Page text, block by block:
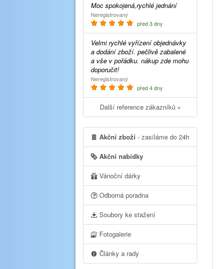
Moc spokojená,rychlé jednání
Neregistrovaný
před 3 dny
Velmi rychlé vyřízení objednávky
a dodání zboží. pečlivě zabalené
a vše v pořádku. nákup zde mohu
doporučit!
Neregistrovaný
před 4 dny
Další reference zákazníků »
Akční zboží - zasíláme do 24h
Akční nabídky
Vánoční dárky
Odborná poradna
Soubory ke stažení
Fotogalerie
Články a rady